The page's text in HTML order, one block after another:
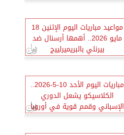
مواعيد مباريات اليوم الإثنين 18
مايو 2026.. أهمها أرسنال ضد
بيرنلي بالبريميرلييج
مباريات اليوم الأحد 10-5-2026..
الكلاسيكو يشعل الدوري
الإسباني وقمم قوية في أوروبا